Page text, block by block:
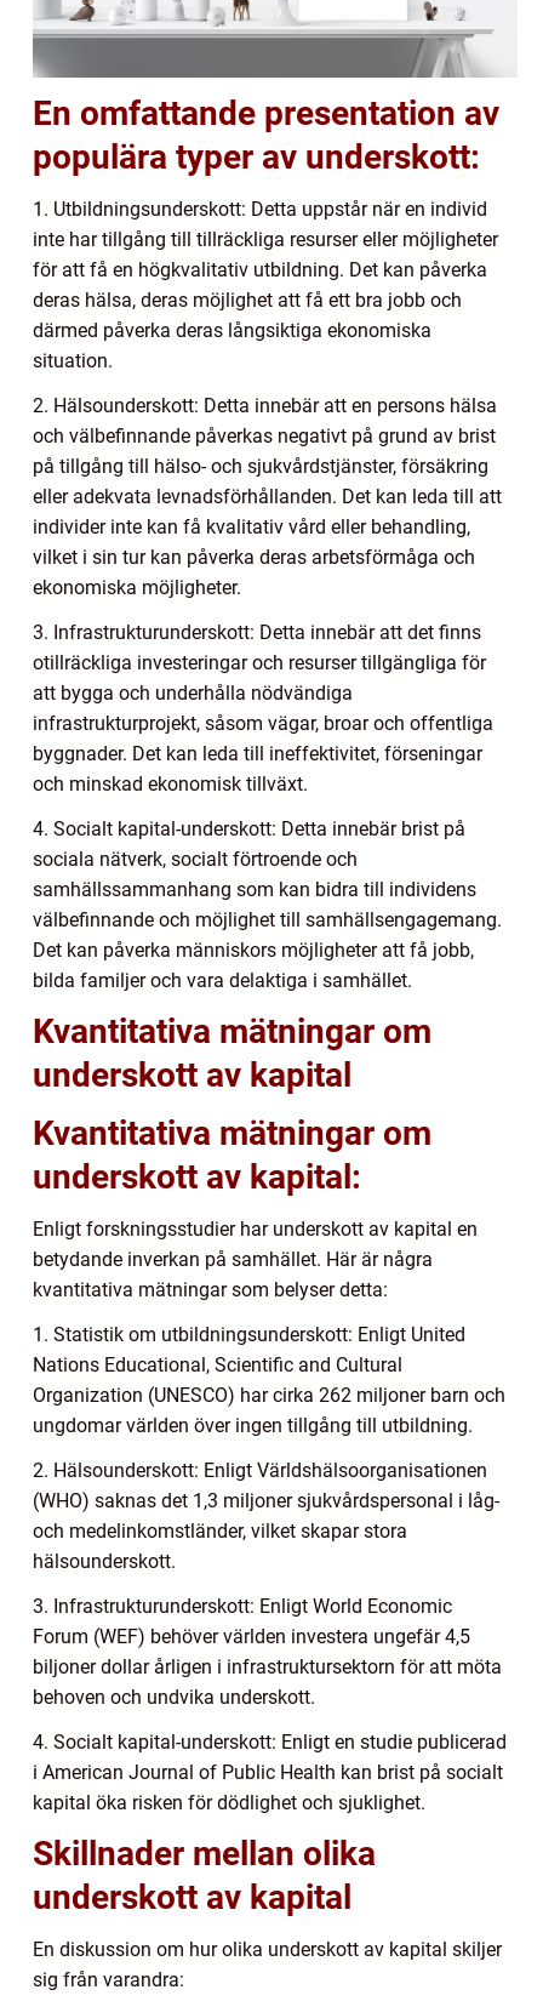
En omfattande presentation av
populära typer av underskott:
1. Utbildningsunderskott: Detta uppstår när en individ
inte har tillgång till tillräckliga resurser eller möjligheter
för att få en högkvalitativ utbildning. Det kan påverka
deras hälsa, deras möjlighet att få ett bra jobb och
därmed påverka deras långsiktiga ekonomiska
situation.
2. Hälsounderskott: Detta innebär att en persons hälsa
och välbefinnande påverkas negativt på grund av brist
på tillgång till hälso- och sjukvårdstjänster, försäkring
eller adekvata levnadsförhållanden. Det kan leda till att
individer inte kan få kvalitativ vård eller behandling,
vilket i sin tur kan påverka deras arbetsförmåga och
ekonomiska möjligheter.
3. Infrastrukturunderskott: Detta innebär att det finns
otillräckliga investeringar och resurser tillgängliga för
att bygga och underhålla nödvändiga
infrastrukturprojekt, såsom vägar, broar och offentliga
byggnader. Det kan leda till ineffektivitet, förseningar
och minskad ekonomisk tillväxt.
4. Socialt kapital-underskott: Detta innebär brist på
sociala nätverk, socialt förtroende och
samhällssammanhang som kan bidra till individens
välbefinnande och möjlighet till samhällsengagemang.
Det kan påverka människors möjligheter att få jobb,
bilda familjer och vara delaktiga i samhället.
Kvantitativa mätningar om
underskott av kapital
Kvantitativa mätningar om
underskott av kapital:
Enligt forskningsstudier har underskott av kapital en
betydande inverkan på samhället. Här är några
kvantitativa mätningar som belyser detta:
1. Statistik om utbildningsunderskott: Enligt United
Nations Educational, Scientific and Cultural
Organization (UNESCO) har cirka 262 miljoner barn och
ungdomar världen över ingen tillgång till utbildning.
2. Hälsounderskott: Enligt Världshälsoorganisationen
(WHO) saknas det 1,3 miljoner sjukvårdspersonal i låg-
och medelinkomstländer, vilket skapar stora
hälsounderskott.
3. Infrastrukturunderskott: Enligt World Economic
Forum (WEF) behöver världen investera ungefär 4,5
biljoner dollar årligen i infrastruktursektorn för att möta
behoven och undvika underskott.
4. Socialt kapital-underskott: Enligt en studie publicerad
i American Journal of Public Health kan brist på socialt
kapital öka risken för dödlighet och sjuklighet.
Skillnader mellan olika
underskott av kapital
En diskussion om hur olika underskott av kapital skiljer
sig från varandra: